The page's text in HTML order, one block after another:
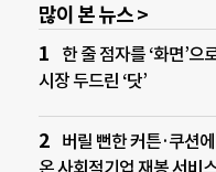
많이 본 뉴스 >
한 줄 점자를 ‘화면’
시장 두드린 ‘닷’
버릴 뻔한 커튼·쿠션
온 사회적기업 재봉 서비